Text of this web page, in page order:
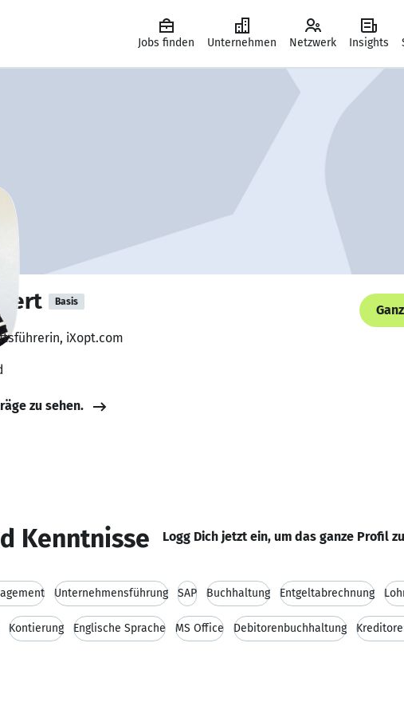
Jobs finden Unternehmen Netzwerk Insights
Basis
iXopt.com
zu sehen.
Kenntnisse Logg Dich jetzt ein, um das ganze Profil
Unternehmensführung SAP Buchhaltung Entgeltabrechnung
Kontierung Englische Sprache MS Office Debitorenbuchhaltung